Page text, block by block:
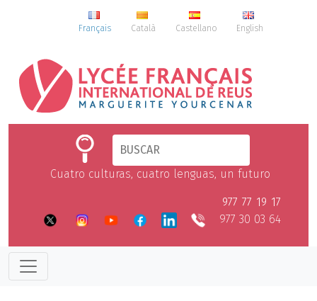
Français Català Castellano English
Cuatro culturas, cuatro lenguas, un futuro
977 77 19 17
977 30 03 64